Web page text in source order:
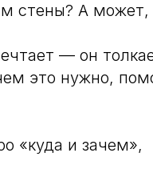
стены? А может,
— он
это нужно,
«куда и зачем»,